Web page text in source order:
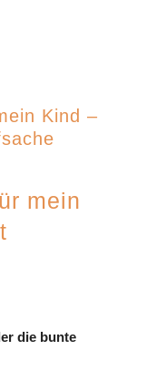
Kind –
mein
die bunte